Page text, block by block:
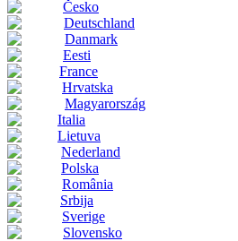
Česko
Deutschland
Danmark
Eesti
France
Hrvatska
Magyarország
Italia
Lietuva
Nederland
Polska
România
Srbija
Sverige
Slovensko